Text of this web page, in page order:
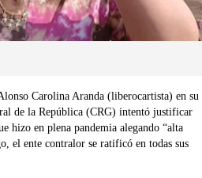
Carolina Aranda (liberocartista) en su
de la República (CRG) intentó justificar
hizo en plena pandemia alegando “alta
el ente contralor se ratificó en todas sus